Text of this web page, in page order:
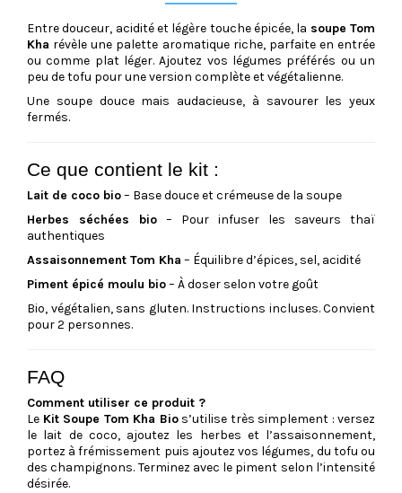
Entre douceur, acidité et légère touche épicée, la soupe Tom
Kha révèle une palette aromatique riche, parfaite en entrée
ou comme plat léger. Ajoutez vos légumes préférés ou un
peu de tofu pour une version complète et végétalienne.
Une soupe douce mais audacieuse, à savourer les yeux
fermés.
Ce que contient le kit :
Lait de coco bio– Base douce et crémeuse de la soupe
Herbes séchées bio – Pour infuser les saveurs thaï
authentiques
Assaisonnement Tom Kha – Équilibre d’épices, sel, acidité
Piment épicé moulu bio– À doser selon votre goût
Bio, végétalien, sans gluten. Instructions incluses. Convient
pour 2 personnes.
FAQ
Comment utiliser ce produit ?
Le Kit Soupe Tom Kha Bios’utilise très simplement : versez
le lait de coco, ajoutez les herbes et l’assaisonnement,
portez à frémissement puis ajoutez vos légumes, du tofu ou
des champignons. Terminez avec le piment selon l’intensité
désirée.